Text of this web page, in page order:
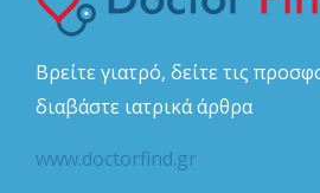
Βρείτε γιατρό, δείτε τις
διαβάστε ιατρικά άρθρα
www.doctorfind.gr